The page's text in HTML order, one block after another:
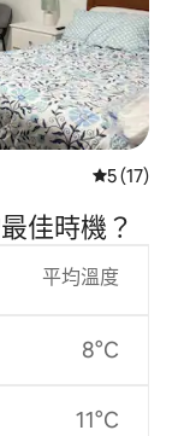
從 17 則
5 (17)
佳時機？
平均溫度
8°C
11°C